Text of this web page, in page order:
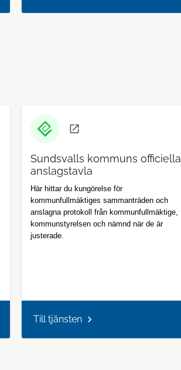
Sundsvalls kommuns officiella
anslagstavla
Här hittar du kungörelse för
kommunfullmäktiges sammanträden och
anslagna protokoll från kommunfullmäktige,
kommunstyrelsen och nämnd när de är
justerade.
Till tjänsten